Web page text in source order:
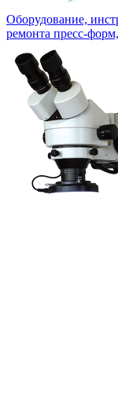
Оборудование,
ремонта пресс-